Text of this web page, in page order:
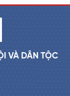
VÀ DÂN TỘC